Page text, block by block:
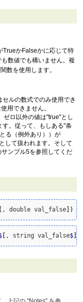
TrueかFalseかに応じて特
数値でも構いません。複
数を使用します。
セルの数式でのみ使用でき
用できません。
ゼロ以外の値は"true"とし
。従って、もしある"条
る（例外あり））が
して扱われます。そして
ンプル5を参照してくだ
[ , double val_false] )
, string val_false$ ]